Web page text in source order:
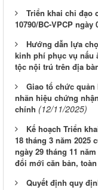
Triển khai chỉ đạo
10790/BC-VPCP ngày
Hướng dẫn lựa
kinh phí phục vụ nấu
tộc nội trú trên địa
Giao tổ chức
nhãn hiệu chứng
chính (12/11/2025)
Kế hoạch Triển
18 tháng 3 năm 2025
ngày 29 tháng 11
đổi mới căn bản,
Quyết định quy